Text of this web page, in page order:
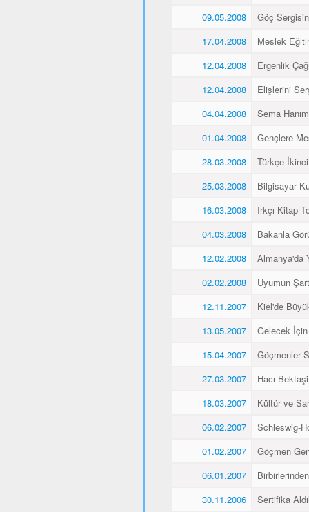
09.05.2008
Göç
17.04.2008
Meslek
12.04.2008
Ergenlik
12.04.2008
Elişlerini
04.04.2008
Sema
01.04.2008
Gençlere
28.03.2008
Türkçe
25.03.2008
Bilgisayar
16.03.2008
Irkçı Kitap
04.03.2008
Bakanla
12.02.2008
Almanya'da
02.02.2008
Uyumun
12.11.2007
Kiel'de
13.05.2007
Gelecek
15.04.2007
Göçmenler
27.03.2007
Hacı
18.03.2007
Kültür ve
06.02.2007
Schleswig-
01.02.2007
Göçmen
06.01.2007
30.11.2006
Sertifika